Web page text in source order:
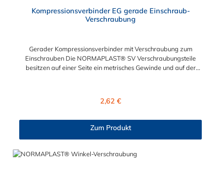
Kompressionsverbinder EG gerade Einschraub-
Verschraubung
Gerader Kompressionsverbinder mit Verschraubung zum
Einschrauben Die NORMAPLAST® SV Verschraubungsteile
besitzen auf einer Seite ein metrisches Gewinde und auf der
Regulärer Preis:
2,62 €
Zum Produkt